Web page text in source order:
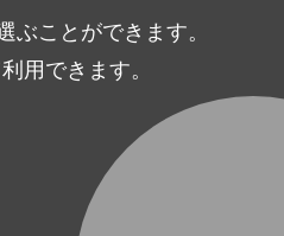
ことができます。
用できます。